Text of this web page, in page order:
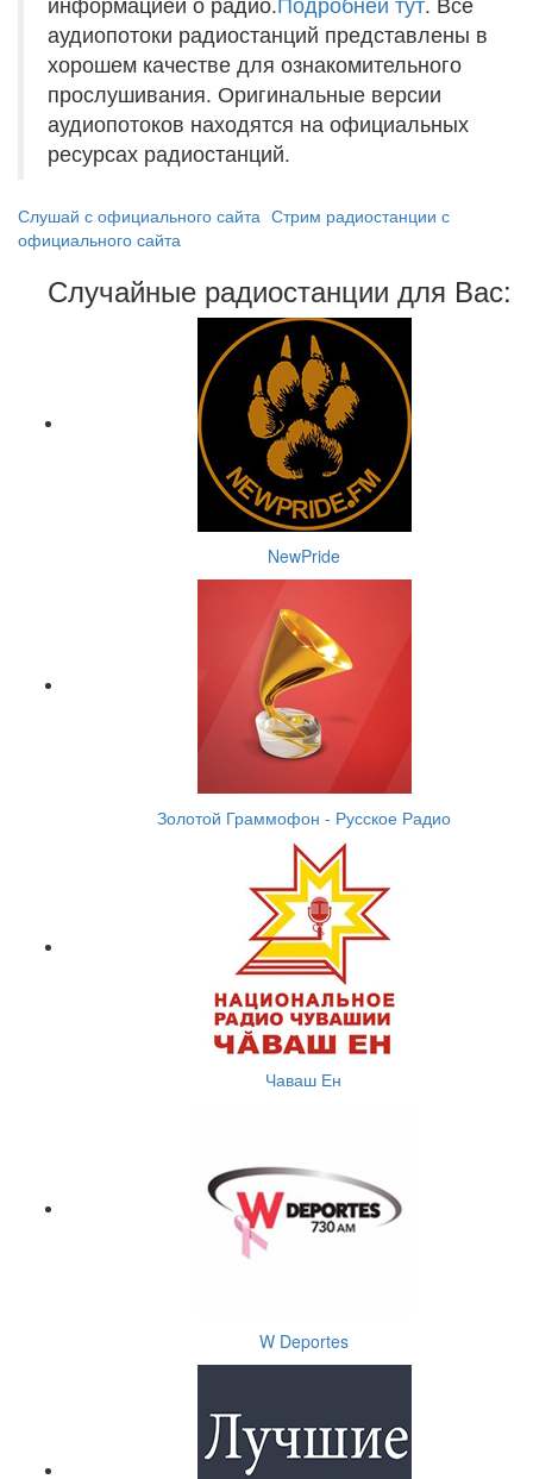
аудиопотоки радиостанций представлены в
хорошем качестве для ознакомительного
прослушивания. Оригинальные версии
аудиопотоков находятся на официальных
ресурсах радиостанций.
Слушай с официального сайта Стрим радиостанции с
официального сайта
Случайные радиостанции для Вас:
NewPride
Золотой Граммофон - Русское Радио
Чаваш Ен
W Deportes